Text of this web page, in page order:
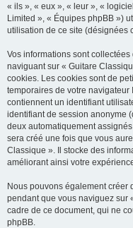
« ils », « eux », « leur », «
Limited », « Équipes phpBB »)
utilisation de ce site (désignées
Vos informations sont
naviguant sur « Guitare
cookies. Les cookies sont de
temporaires de votre
contiennent un identifiant
identifiant de session anonyme
deux automatiquement
sera créé une fois que vous
Classique ». Il stocke des
améliorant ainsi votre
Nous pouvons également créer
pendant que vous naviguez sur
cadre de ce document, qui ne
phpBB.